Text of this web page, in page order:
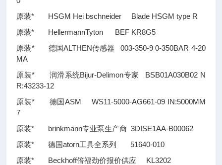
原装* HSGM Hei bschneider Blade HSGM type R
原装* HellermannTyton BEF KR8G5
原装* 德国ALTHEN传感器 003-350-9 0-350BAR 4-20
MA
原装* 润滑系统Bijur-Delimon专家 BSB01A030B02 N
R:43233-12
原装* 德国ASM WS11-5000-AG661-09 IN:5000MM
7
原装* brinkmann专业泵生产商 3DISE1AA-B00062
原装* 德国atorn工具全系列 51640-010
原装* Beckhoff倍福劲价报价供应 KL3202